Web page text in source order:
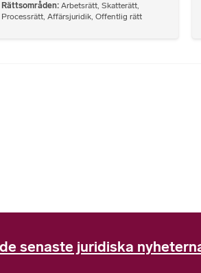
Rättsområden Arbetsrätt, Skatterätt,
Processrätt, Affärsjuridik, Offentlig rätt
senaste juridiska